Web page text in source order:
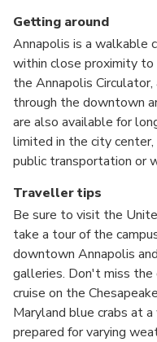
Getting around
Annapolis is a walkable
within close proximity to
the Annapolis
through the downtown
are also available for
limited in the city
public transportation or
Traveller tips
Be sure to visit the
take a tour of the
downtown Annapolis
galleries. Don't miss
cruise on the
Maryland blue crabs at
prepared for varying